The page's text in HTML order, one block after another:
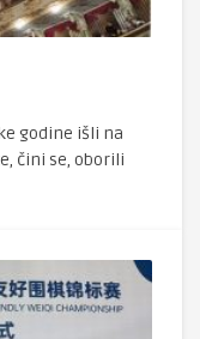
godine išli na
čini se, oborili